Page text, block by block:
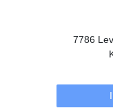
7786